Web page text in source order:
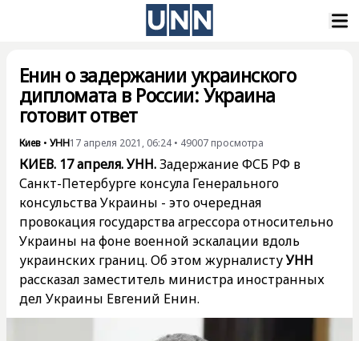
Енин о задержании украинского
дипломата в России: Украина
готовит ответ
Киев • УНН17 апреля 2021, 06:24 • 49007 просмотра
КИЕВ. 17 апреля. УНН.Задержание ФСБ РФ в
Санкт-Петербурге консула Генерального
консульства Украины - это очередная
провокация государства агрессора относительно
Украины на фоне военной эскалации вдоль
украинских границ. Об этом журналистуУНН
рассказал заместитель министра иностранных
дел Украины Евгений Енин.